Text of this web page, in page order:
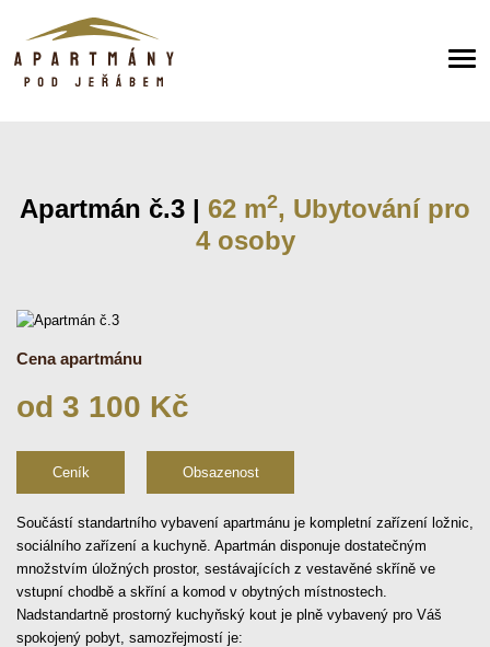
Apartmán č.3 | 62 m2, Ubytování pro
4 osoby
Cena apartmánu
od 3 100 Kč
Ceník Obsazenost
Součástí standartního vybavení apartmánu je kompletní zařízení ložnic,
sociálního zařízení a kuchyně. Apartmán disponuje dostatečným
množstvím úložných prostor, sestávajících z vestavěné skříně ve
vstupní chodbě a skříní a komod v obytných místnostech.
Nadstandartně prostorný kuchyňský kout je plně vybavený pro Váš
spokojený pobyt, samozřejmostí je: